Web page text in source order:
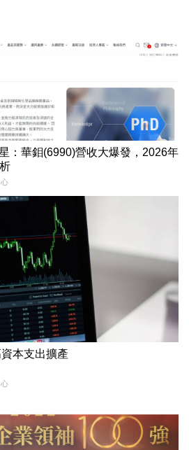
：華鉬(6990)營收大爆發，2026年
本支出擴產